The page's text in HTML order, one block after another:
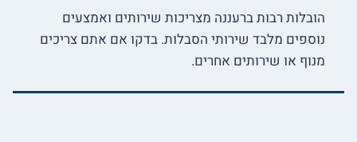
הובלות רבות ברעננה מצריכות שירותים ואמצעים
נוספים מלבד שירותי הסבלות. בדקו אם אתם צריכים
מנוף או שירותים אחרים.